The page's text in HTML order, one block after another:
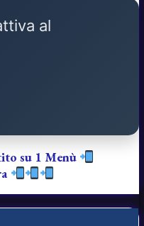
al
su 1 Menù